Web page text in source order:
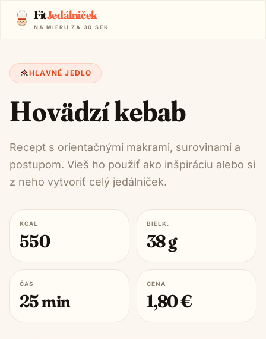
FitJedálniček
NA MIERU ZA 30 SEK
HLAVNÉ JEDLO
Hovädzí kebab
Recept s orientačnými makrami, surovinami a
postupom. Vieš ho použiť ako inšpiráciu alebo si
z neho vytvoriť celý jedálniček.
KCAL
550
BIELK.
38g
ČAS
25min
CENA
1,80€